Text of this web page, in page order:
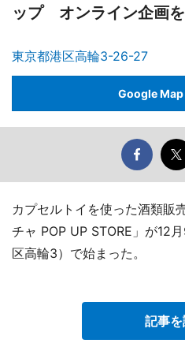
ップ オンライン企画
東京都港区高輪3-26-27
Google Map
カプセルトイを使った酒類販
チャ POP UP STORE」が12
区高輪3）で始まった。
記事